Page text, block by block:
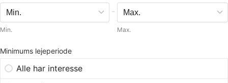
Min.
-
Max.
Minimums lejeperiode
Alle har interesse